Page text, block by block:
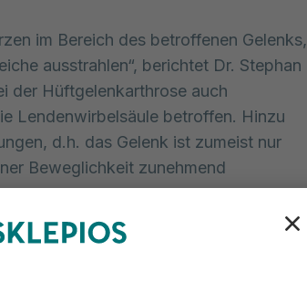
im Bereich des betroffenen Gelenks,
ausstrahlen“, berichtet Dr. Stephan
der Hüftgelenkarthrose auch
Lendenwirbelsäule betroffen. Hinzu
d.h. das Gelenk ist zumeist nur
Beweglichkeit zunehmend
Die klare Antwort: Bisher gibt es keine
Knorpel auf Dauer